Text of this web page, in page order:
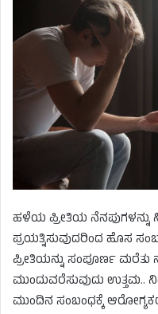
ಹಳೆಯ ಪ್ರೀತಿಯ ನೆನಪುಗಳನ್ನು
ಪ್ರಯತ್ನಿಸುವುದರಿಂದ ಹೊಸ
ಪ್ರೀತಿಯನ್ನು ಸಂಪೂರ್ಣ ಮರೆತು
ಮುಂದುವರೆಸುವುದು ಉತ್ತಮ..
ಮುಂದಿನ ಸಂಬಂಧಕ್ಕೆ